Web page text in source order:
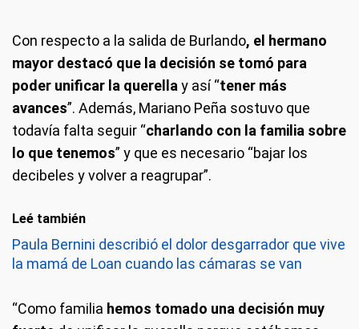
Con respecto a la salida de Burlando, el hermano
mayor destacó que la decisión se tomó para
poder unificar la querellay así “tener más
avances”. Además, Mariano Peña sostuvo que
todavía falta seguir “charlando con la familia sobre
lo que tenemos” y que es necesario “bajar los
decibeles y volver a reagrupar”.
Leé también
Paula Bernini describió el dolor desgarrador que vive
la mamá de Loan cuando las cámaras se van
“Como familia hemos tomado una decisión muy